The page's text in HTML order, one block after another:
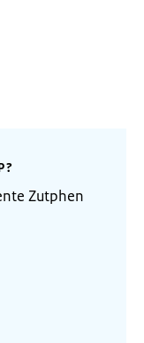
Zutphen